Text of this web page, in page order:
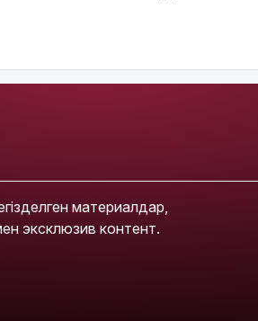
материалдар,
эксклюзив контент.